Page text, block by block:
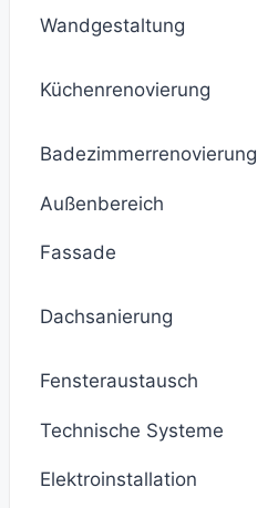
Wandgestaltung
Küchenrenovierung
Badezimmerrenovierung
Außenbereich
Fassade
Dachsanierung
Fensteraustausch
Technische Systeme
Elektroinstallation